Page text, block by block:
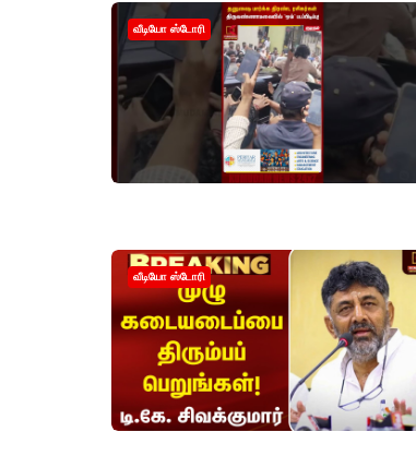
வீடியோ ஸ்டோரி
வீடியோ ஸ்டோரி